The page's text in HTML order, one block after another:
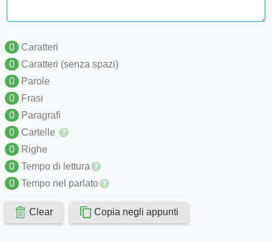
0
Caratteri
0
Caratteri (senza spazi)
0
Parole
0
Frasi
0
Paragrafi
0
Cartelle
0
Righe
0
Tempo di lettura
0
Tempo nel parlato
Clear Copia negli appunti